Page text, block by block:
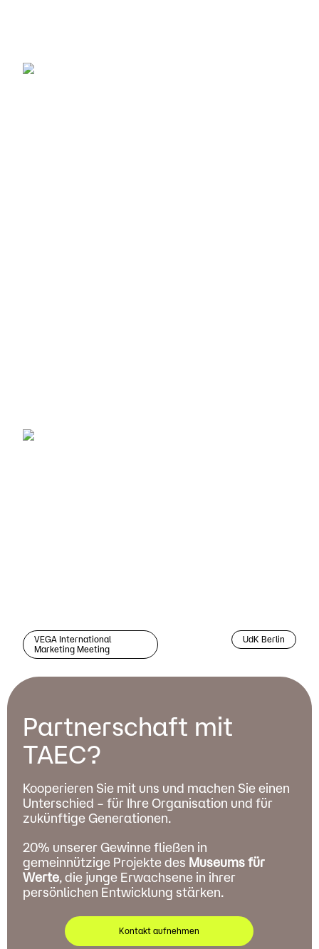
VEGA International
Marketing Meeting
UdK Berlin
Partnerschaft mit
TAEC?
Kooperieren Sie mit uns und machen Sie einen
Unterschied – für Ihre Organisation und für
zukünftige Generationen.
20% unserer Gewinne fließen in
gemeinnützige Projekte des Museums für
Werte, die junge Erwachsene in ihrer
persönlichen Entwicklung stärken.
Kontakt aufnehmen